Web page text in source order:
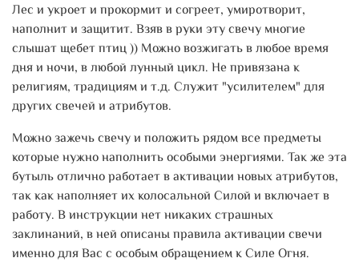
Лес и укроет и прокормит и согреет, умиротворит,
наполнит и защитит. Взяв в руки эту свечу многие
слышат щебет птиц )) Можно возжигать в любое время
дня и ночи, в любой лунный цикл. Не привязана к
религиям, традициям и т.д. Служит "усилителем" для
других свечей и атрибутов.
Можно зажечь свечу и положить рядом все предметы
которые нужно наполнить особыми энергиями. Так же эта
бутыль отлично работает в активации новых атрибутов,
так как наполняет их колосальной Силой и включает в
работу. В инструкции нет никаких страшных
заклинаний, в ней описаны правила активации свечи
именно для Вас с особым обращением к Силе Огня.